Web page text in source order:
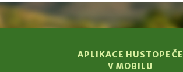
APLIKACE HUSTOPEČE
V MOBILU